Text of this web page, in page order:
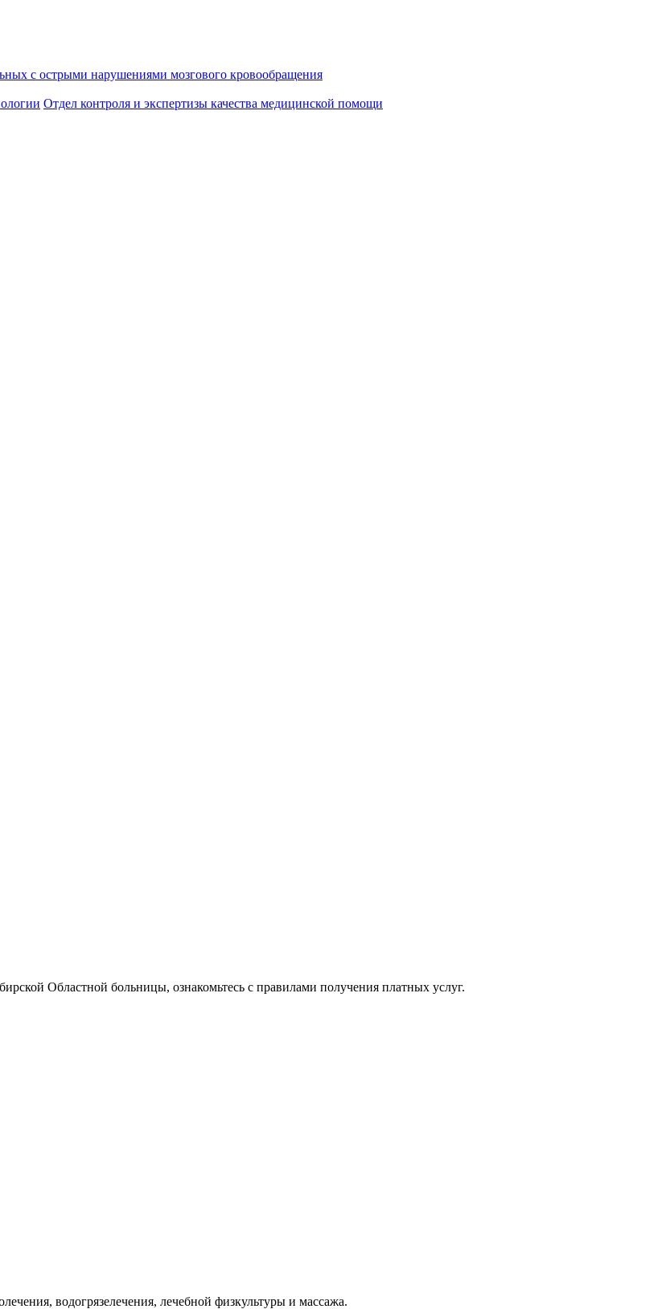
с острыми нарушениями мозгового кровообращения
Отдел контроля и экспертизы качества медицинской помощи
Областной больницы, ознакомьтесь с правилами получения платных услуг.
водогрязелечения, лечебной физкультуры и массажа.